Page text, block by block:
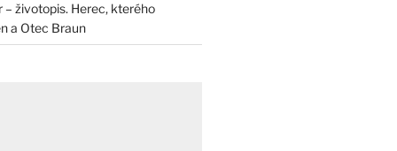
– životopis. Herec, kterého
a Otec Braun